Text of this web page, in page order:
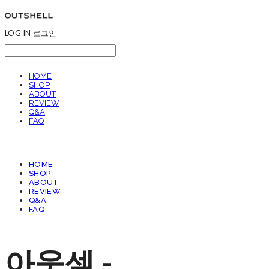
LOG IN 로그인
HOME
SHOP
ABOUT
REVIEW
Q&A
FAQ
HOME
SHOP
ABOUT
REVIEW
Q&A
FAQ